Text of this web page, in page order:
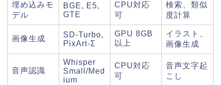
埋め込みモ
デル
BGE, E5,
GTE
CPU対応
可
検索、類似
度計算
画像生成
SD-Turbo,
PixArt-Σ
GPU 8GB
以上
イラスト、
画像生成
音声認識
Whisper
Small/Med
ium
CPU対応
可
音声文字起
こし